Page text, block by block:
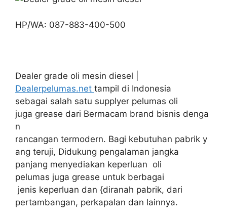
HP/WA: 087-883-400-500
Dealer grade oli mesin diesel |
Dealerpelumas.net tampil di Indonesia
sebagai salah satu supplyer pelumas oli
juga grease dari Bermacam brand bisnis denga
n
rancangan termodern. Bagi kebutuhan pabrik y
ang teruji, Didukung pengalaman jangka
panjang menyediakan keperluan oli
pelumas juga grease untuk berbagai
jenis keperluan dan {diranah pabrik, dari
pertambangan, perkapalan dan lainnya.